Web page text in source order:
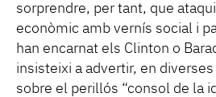
sorprendre, per tant, que
econòmic amb vernís social i
han encarnat els Clinton o
insisteixi a advertir, en
sobre el perillós “consol de la